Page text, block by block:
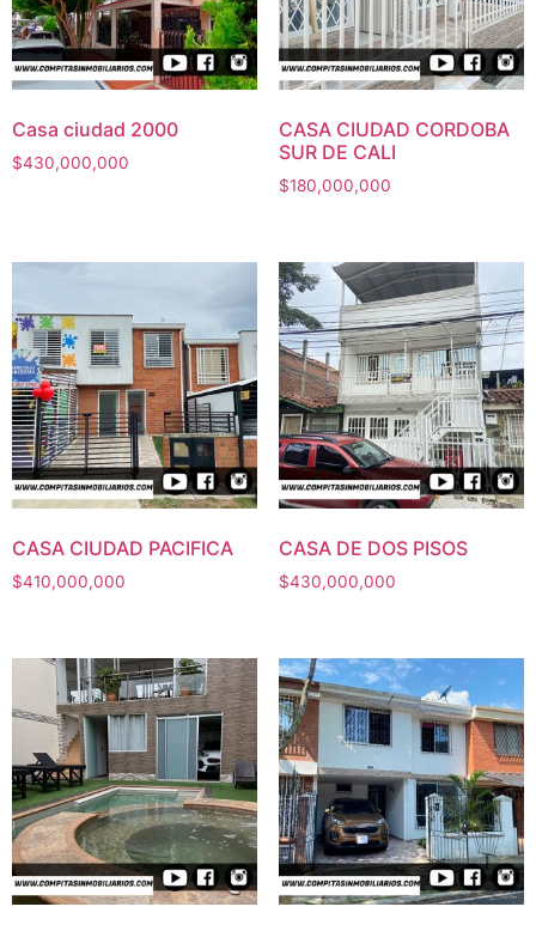
Casa ciudad 2000
$430,000,000
CASA CIUDAD CORDOBA
SUR DE CALI
$180,000,000
CASA CIUDAD PACIFICA
$410,000,000
CASA DE DOS PISOS
$430,000,000